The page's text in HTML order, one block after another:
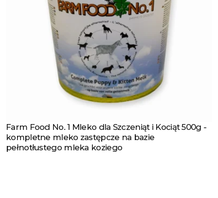
Zobacz produkt
Farm Food No. 1 Mleko dla Szczeniąt i Kociąt 500g -
kompletne mleko zastępcze na bazie
pełnotłustego mleka koziego